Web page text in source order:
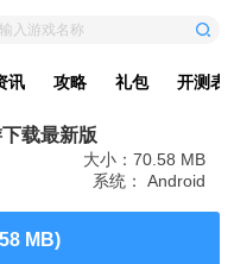
入游戏名称
讯 攻略 礼包 开测表
载最新版
大小：70.58 MB
系统： Android
MB)